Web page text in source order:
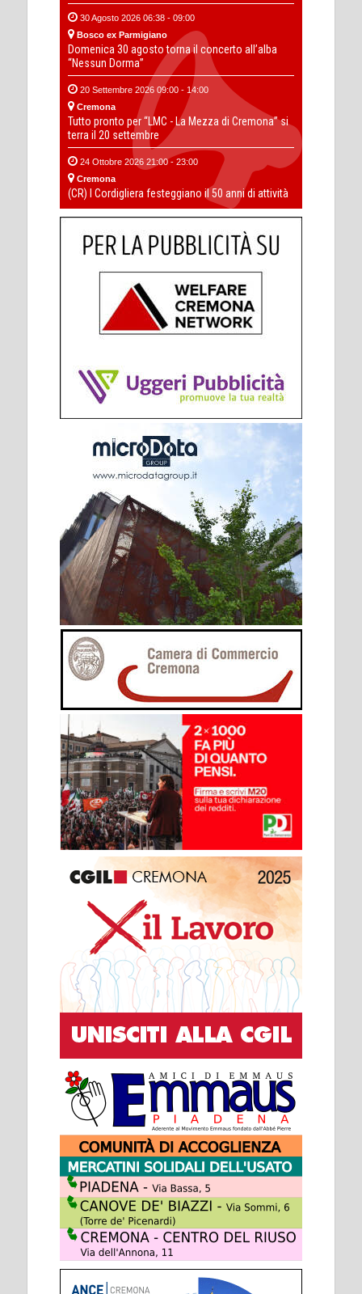
30 Agosto 2026 06:38 - 09:00
Bosco ex Parmigiano
Domenica 30 agosto torna il concerto all’alba
“Nessun Dorma”
20 Settembre 2026 09:00 - 14:00
Cremona
Tutto pronto per “LMC - La Mezza di Cremona” si
terra il 20 settembre
24 Ottobre 2026 21:00 - 23:00
Cremona
(CR) I Cordigliera festeggiano il 50 anni di attività